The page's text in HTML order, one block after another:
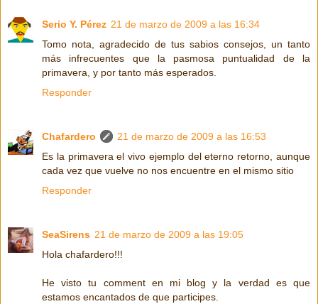
Serio Y. Pérez 21 de marzo de 2009 a las 16:34
Tomo nota, agradecido de tus sabios consejos, un tanto
más infrecuentes que la pasmosa puntualidad de la
primavera, y por tanto más esperados.
Responder
Chafardero
21 de marzo de 2009 a las 16:53
Es la primavera el vivo ejemplo del eterno retorno, aunque
cada vez que vuelve no nos encuentre en el mismo sitio
Responder
SeaSirens 21 de marzo de 2009 a las 19:05
Hola chafardero!!!
He visto tu comment en mi blog y la verdad es que
estamos encantados de que participes.